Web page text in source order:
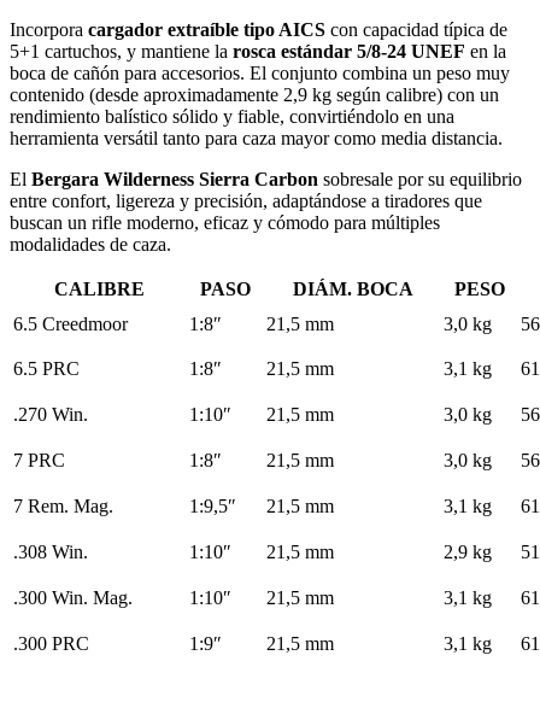
Incorpora cargador extraíble tipo AICS con capacidad típica de
5+1 cartuchos, y mantiene la rosca estándar 5/8-24 UNEF en la
boca de cañón para accesorios. El conjunto combina un peso muy
contenido (desde aproximadamente 2,9 kg según calibre) con un
rendimiento balístico sólido y fiable, convirtiéndolo en una
herramienta versátil tanto para caza mayor como media distancia.
El Bergara Wilderness Sierra Carbon sobresale por su equilibrio
entre confort, ligereza y precisión, adaptándose a tiradores que
buscan un rifle moderno, eficaz y cómodo para múltiples
modalidades de caza.
CALIBRE PASO DIÁM. BOCA
PESO
6.5 Creedmoor
1:8″ 21,5 mm 3,0 kg
6.5 PRC 1:8″ 21,5 mm 3,1 kg
.270 Win. 1:10″ 21,5 mm 3,0 kg
7 PRC 1:8″ 21,5 mm 3,0 kg
7 Rem. Mag. 1:9,5″ 21,5 mm 3,1 kg
.308 Win. 1:10″ 21,5 mm 2,9 kg
.300 Win. Mag. 1:10″ 21,5 mm 3,1 kg
.300 PRC 1:9″ 21,5 mm 3,1 kg